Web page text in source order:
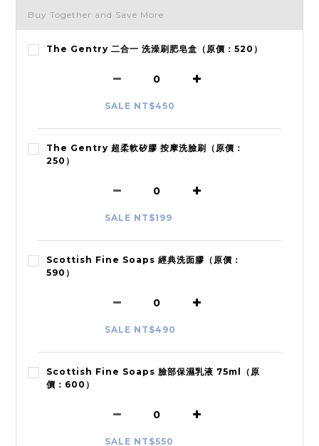
Buy Together and Save More
The Gentry 二合一 洗澡刷肥皂盒（原價：520）
SALE NT$450
The Gentry 超柔軟矽膠 按摩洗臉刷（原價：
250）
SALE NT$199
Scottish Fine Soaps 經典洗面膠（原價：
590）
SALE NT$490
Scottish Fine Soaps 臉部保濕乳液 75ml（原
價：600）
SALE NT$550